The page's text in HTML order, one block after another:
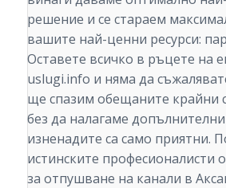
решение и се стараем
вашите най-ценни ресурси:
Оставете всичко в ръцете на
uslugi.info и няма да
ще спазим обещаните крайни
без да налагаме
изненадите са само приятни.
истинските професионалисти
за отпушване на канали в